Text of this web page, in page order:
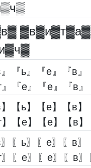
『ь』『е』『в
『е』『е』『в』
【ь】【е】【в
【е】【е】【в】
〖ь〗〖е〗〖в
〖е〗〖е〗〖в〗